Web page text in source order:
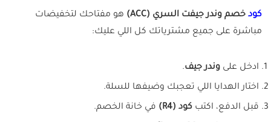
كود خصم وندر جيفت السري (ACC)
هو مفتاحك لتخفيضات
مباشرة على جميع مشترياتك كل اللي عليك:
ادخل على وندر جيف.
اختار الهدايا اللي تعجبك وضيفها للسلة.
قبل الدفع، اكتب كود (R4) في خانة الخصم.